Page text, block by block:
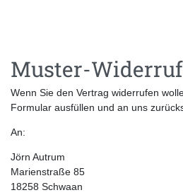
Muster-
Wenn Sie den Vertrag widerrufen
Formular ausfüllen und an uns
An:
Jörn Autrum
Marienstraße 85
18258 Schwaan